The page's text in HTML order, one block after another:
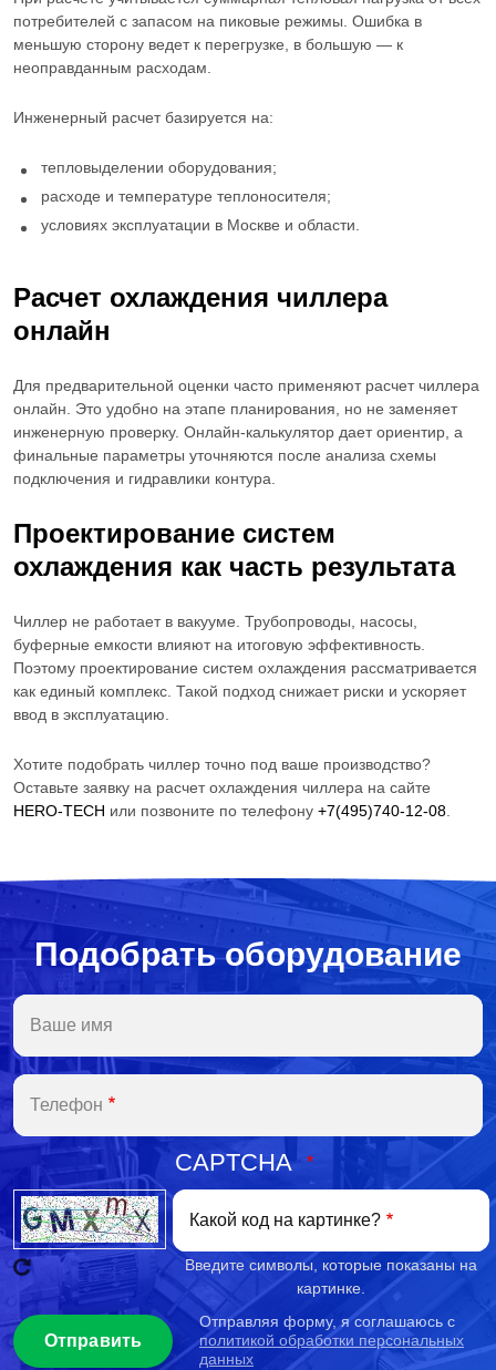
потребителей с запасом на пиковые режимы. Ошибка в
меньшую сторону ведет к перегрузке, в большую — к
неоправданным расходам.
Инженерный расчет базируется на:
тепловыделении оборудования;
расходе и температуре теплоносителя;
условиях эксплуатации в Москве и области.
Расчет охлаждения чиллера
онлайн
Для предварительной оценки часто применяют расчет чиллера
онлайн. Это удобно на этапе планирования, но не заменяет
инженерную проверку. Онлайн-калькулятор дает ориентир, а
финальные параметры уточняются после анализа схемы
подключения и гидравлики контура.
Проектирование систем
охлаждения как часть результата
Чиллер не работает в вакууме. Трубопроводы, насосы,
буферные емкости влияют на итоговую эффективность.
Поэтому проектирование систем охлаждения рассматривается
как единый комплекс. Такой подход снижает риски и ускоряет
ввод в эксплуатацию.
Хотите подобрать чиллер точно под ваше производство?
Оставьте заявку на расчет охлаждения чиллера на сайте
HERO-TECH или позвоните по телефону +7(495)740-12-08
Подобрать оборудование
Ваше имя
Телефон
CAPTCHA
Какой код на картинке?
Введите символы, которые показаны на
картинке.
Отправляя форму, я соглашаюсь с
политикой обработки персональных
данных